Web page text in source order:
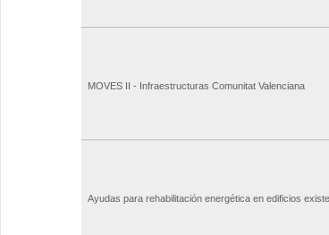
MOVES II - Infraestructuras Comunitat Valenciana
Ayudas para rehabilitación energética en edificios